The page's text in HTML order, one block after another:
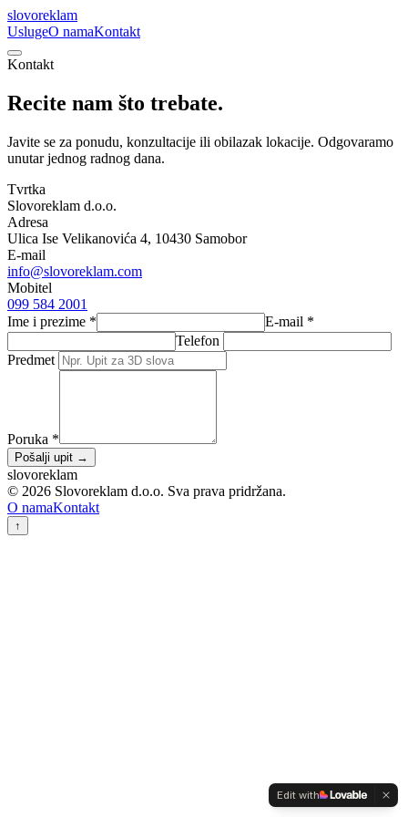
slovoreklam
UslugeO namaKontakt
Kontakt
Recite nam što trebate.
Javite se za ponudu, konzultacije ili obilazak lokacije. Odgovaramo
unutar jednog radnog dana.
Tvrtka
Slovoreklam d.o.o.
Adresa
Ulica Ise Velikanovića 4, 10430 Samobor
E-mail
info@slovoreklam.com
Mobitel
099 584 2001
Ime i prezime * E-mail *
Telefon
Predmet
Poruka *
Pošalji upit →
slovoreklam
© 2026 Slovoreklam d.o.o. Sva prava pridržana.
O namaKontakt
↑
Edit with